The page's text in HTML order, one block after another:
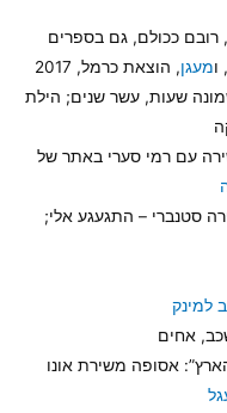
נכללו, רובם ככולם, גם בספרים
מעגן
, הוצאת כרמל, 2017
שעות, עשר שנים; הילת
(גם ב”תרגומי שירה עם רמי סערי באתר של
משירת אירה סטנברי – התגעגע אלי;
למינק
הראשון גם ב-9.11.03), “הארץ”: אסופה משירת אונו